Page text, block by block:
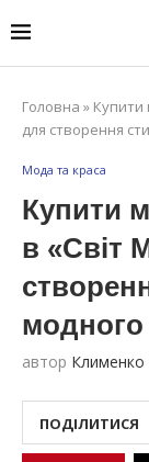
Головна »
для створення
Мода та краса
Купити
в «Світ
модного
автор Клименко
ПОДІЛИТИСЯ